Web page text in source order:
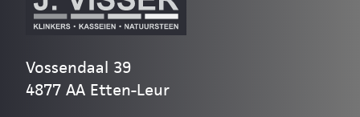
Vossendaal 39
4877 AA Etten-Leur